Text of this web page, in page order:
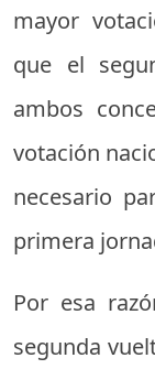
mayor
que el
ambos
votación
necesario
primera
Por esa
segunda